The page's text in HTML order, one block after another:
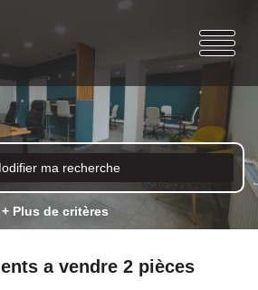
ma recherche
+ Plus de critères
a vendre 2 pièces